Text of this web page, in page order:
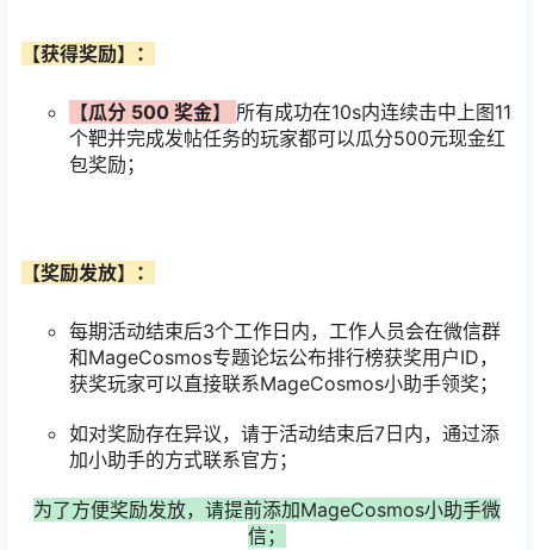
【获得奖励】：
【瓜分 500 奖金】 所有成功在10s内连续击中上图11
个靶并完成发帖任务的玩家都可以瓜分500元现金红
包奖励；
【奖励发放】：
每期活动结束后3个工作日内，工作人员会在微信群
和MageCosmos专题论坛公布排行榜获奖用户ID，
获奖玩家可以直接联系MageCosmos小助手领奖；
如对奖励存在异议，请于活动结束后7日内，通过添
加小助手的方式联系官方；
为了方便奖励发放，请提前添加MageCosmos小助手微
信；